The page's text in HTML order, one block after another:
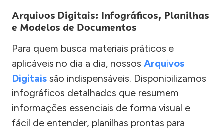
Arquivos Digitais: Infográficos, Planilhas
e Modelos de Documentos
Para quem busca materiais práticos e
aplicáveis no dia a dia, nossos Arquivos
Digitais são indispensáveis. Disponibilizamos
infográficos detalhados que resumem
informações essenciais de forma visual e
fácil de entender, planilhas prontas para